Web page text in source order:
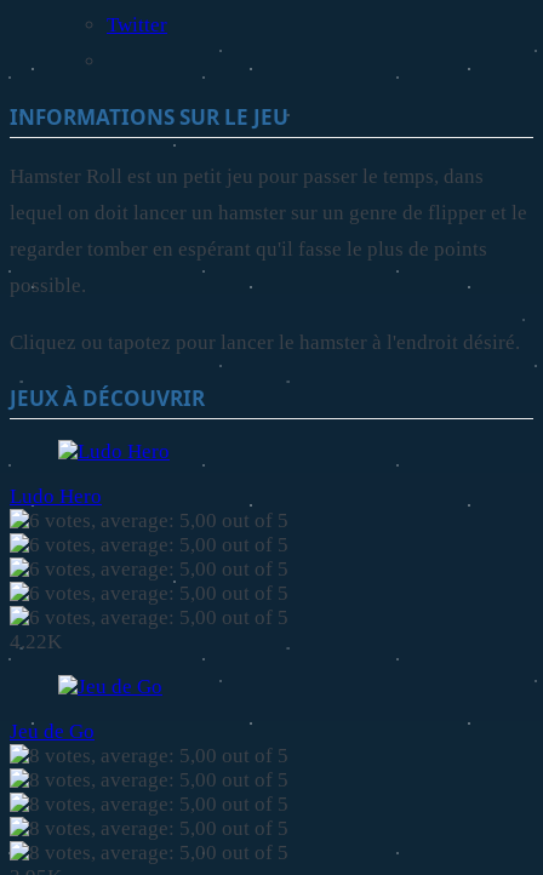
Twitter
INFORMATIONS SUR LE JEU
Hamster Roll est un petit jeu pour passer le temps, dans
lequel on doit lancer un hamster sur un genre de flipper et le
regarder tomber en espérant qu'il fasse le plus de points
possible.
Cliquez ou tapotez pour lancer le hamster à l'endroit désiré.
JEUX À DÉCOUVRIR
Ludo Hero
4.22K
Jeu de Go